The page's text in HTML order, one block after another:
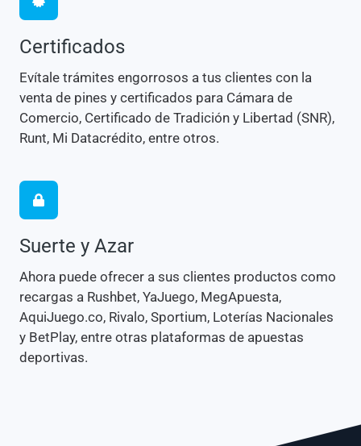
Certificados
Evítale trámites engorrosos a tus clientes con la
venta de pines y certificados para Cámara de
Comercio, Certificado de Tradición y Libertad (SNR),
Runt, Mi Datacrédito, entre otros.
Suerte y Azar
Ahora puede ofrecer a sus clientes productos como
recargas a Rushbet, YaJuego, MegApuesta,
AquiJuego.co, Rivalo, Sportium, Loterías Nacionales
y BetPlay, entre otras plataformas de apuestas
deportivas.